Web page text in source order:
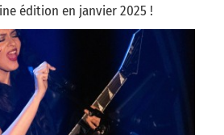
édition en janvier 2025 !